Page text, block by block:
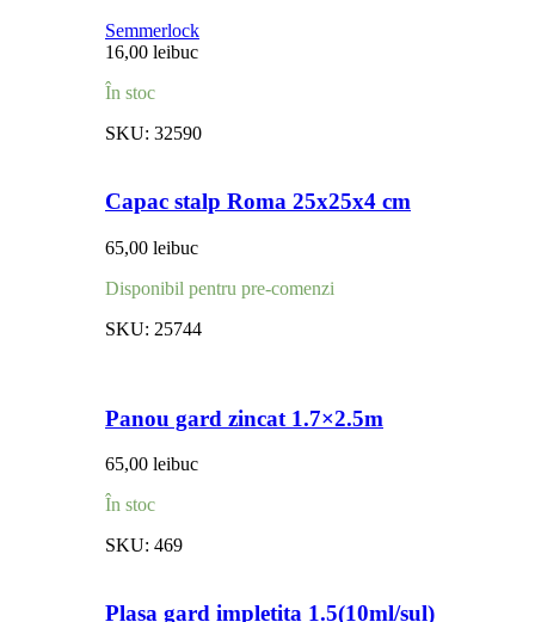
Semmerlock
16,00 leibuc
În stoc
SKU: 32590
Capac stalp Roma 25x25x4 cm
65,00 leibuc
Disponibil pentru pre-comenzi
SKU: 25744
Panou gard zincat 1.7×2.5m
65,00 leibuc
În stoc
SKU: 469
Plasa gard impletita 1.5(10ml/sul)